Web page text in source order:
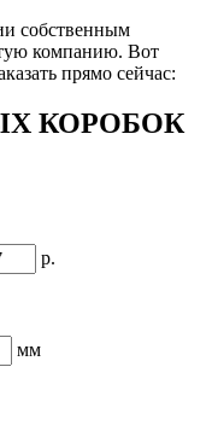
собственным
компанию. Вот
прямо сейчас:
КОРОБОК
р.
мм